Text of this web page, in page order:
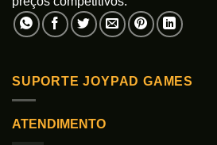
SUPORTE JOYPAD GAMES
ATENDIMENTO